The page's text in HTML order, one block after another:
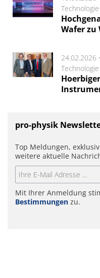
Technologie
Wafer
24.02.2026 •
Technologie
pro-physik
Top Meldungen,
weitere aktuelle
Mit Ihrer Anmeldung
Bestimmungen zu.